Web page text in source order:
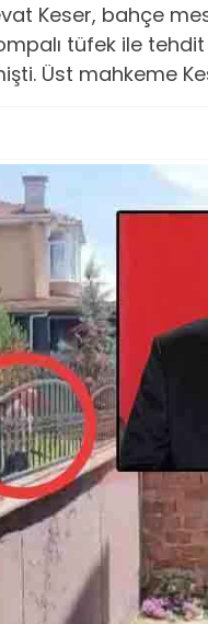
Keser, bahçe
tüfek ile
Üst mahkeme